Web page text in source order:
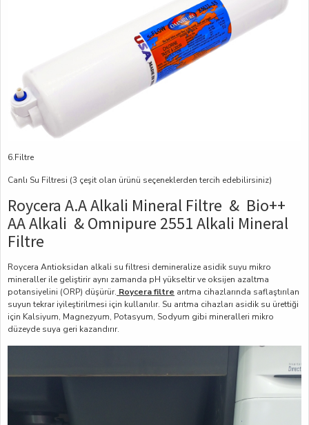
6.Filtre
Canlı Su Filtresi (3 çeşit olan ürünü seçeneklerden tercih edebilirsiniz)
Roycera A.A Alkali Mineral Filtre & Bio++
AA Alkali & Omnipure 2551 Alkali Mineral
Filtre
Roycera Antioksidan alkali su filtresi demineralize asidik suyu mikro
mineraller ile geliştirir aynı zamanda pH yükseltir ve oksijen azaltma
potansiyelini (ORP) düşürür. Roycera filtre arıtma cihazlarında saflaştırılan
suyun tekrar iyileştirilmesi için kullanılır. Su arıtma cihazları asidik su ürettiği
için Kalsiyum, Magnezyum, Potasyum, Sodyum gibi mineralleri mikro
düzeyde suya geri kazandırır.